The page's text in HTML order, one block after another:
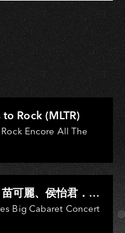
Rock (MLTR)
Encore All The
可麗、侯怡君．
田、鳥來嬤-吳
霞、吳淑敏、施文
Big Cabaret Concert